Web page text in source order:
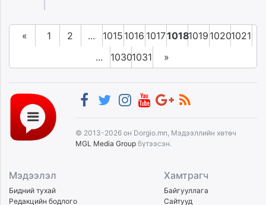
« 1 2 ... 1015 1016 101710181019 10201021
...
10301031 »
© 2013-2026 он Dorgio.mn, Мэдээллийн хөтөч
MGL Media Group бүтээсэн.
Мэдээлэл
Бидний тухай
Редакцийн бодлого
Хамтрагч
Байгууллага
Сайтууд